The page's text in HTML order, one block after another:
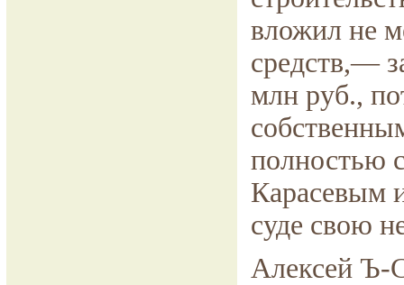
вложил не
средств,—
млн руб.,
полностью
Карасевым
суде свою
Алексей Ъ-